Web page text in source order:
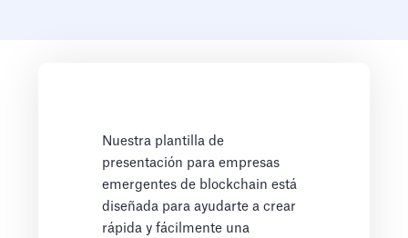
Nuestra plantilla de
presentación para empresas
emergentes de blockchain está
diseñada para ayudarte a crear
rápida y fácilmente una